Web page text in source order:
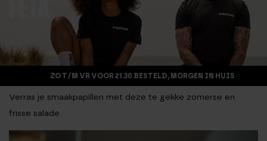
ZO T/M VR VOOR 21.30 BESTELD, MORGEN IN HUIS
Verras je smaakpapillen met deze te gekke zomerse en
frisse salade